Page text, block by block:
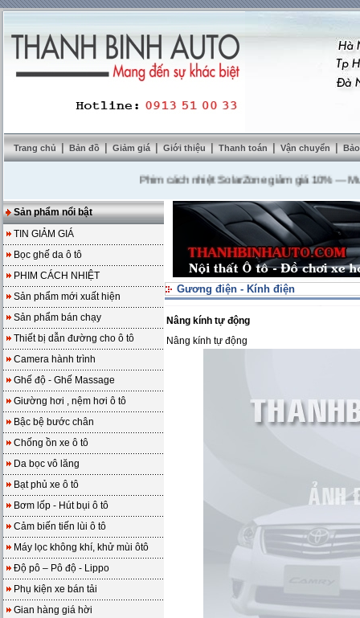
Trang chủ | Bản đồ | Giảm giá | Giới thiệu | Thanh toán | Vận chuyển |
Phim cách nhiệt SolarZone giảm giá 10%---Mua
Sản phẩm nổi bật
TIN GIẢM GIÁ
Bọc ghế da ô tô
PHIM CÁCH NHIỆT
Sản phẩm mới xuất hiện
Sản phẩm bán chạy
Thiết bị dẫn đường cho ô tô
Camera hành trình
Ghế độ - Ghế Massage
Giường hơi , nệm hơi ô tô
Bậc bệ bước chân
Chống ồn xe ô tô
Da bọc vô lăng
Bạt phủ xe ô tô
Bơm lốp - Hút bụi ô tô
Cảm biến tiến lùi ô tô
Máy lọc không khí, khử mùi ôtô
Độ pô – Pô độ - Lippo
Phụ kiện xe bán tải
Gian hàng giá hời
Gương điện - Kính điện
Nâng kính tự động
Nâng kính tự động